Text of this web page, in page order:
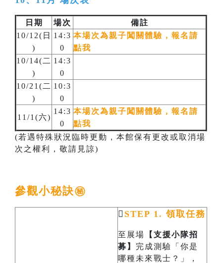
日期 場次
備註
10/12(日
)
14:3
0
本場次為親子闖關體驗，報名請
點我
10/14(二
)
14:3
0
10/21(二
)
10:3
0
11/1(六)
14:3
0
本場次為親子闖關體驗，報名請
點我
(若遇特殊狀況臨時更動，本館保有更改或取消場
次之權利，敬請見諒)
參觀小秘訣㊙️
 STEP 1. 領取任務
至展場
【支援小隊招
募】 完成測驗「你是
哪種未來戰士？」，